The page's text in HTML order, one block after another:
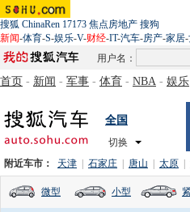
搜狐 ChinaRen 17173 焦点房地产 搜狗
新闻-体育-S-娱乐-V-财经-IT-汽车-房产-家居-
用户名：
首页 - 新闻 - 军事 - 体育 - NBA - 娱乐
全国
切换
附近车市： 天津 石家庄 唐山 太原
微型 小型